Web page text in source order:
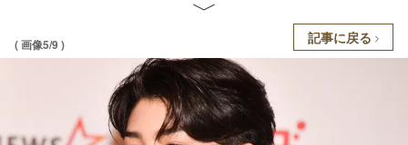
( 画像5/9 ) 記事に戻る